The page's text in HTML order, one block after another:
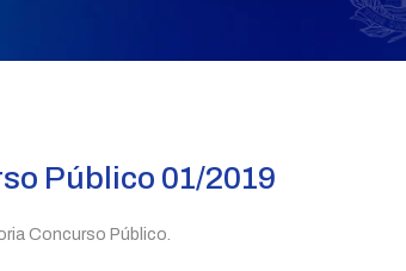
Público 01/2019
Concurso Público.